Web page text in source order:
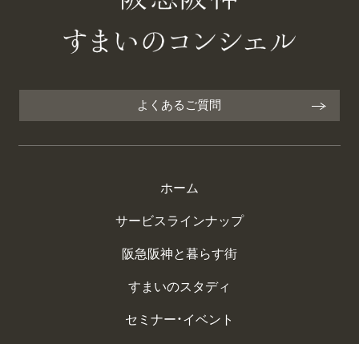
よくあるご質問
ホーム
サービスラインナップ
阪急阪神と暮らす街
すまいのスタディ
セミナー・イベント